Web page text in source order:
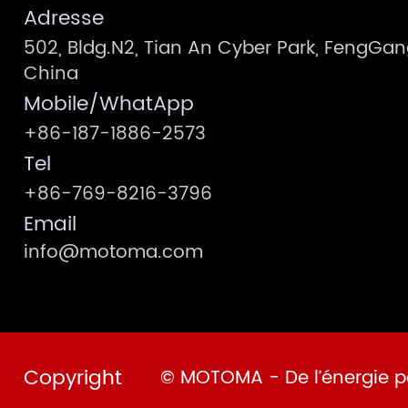
Adresse
502, Bldg.N2, Tian An Cyber Park,
China
Mobile/WhatApp
+86-187-1886-2573
Tel
+86-769-8216-3796
Email
info@motoma.com
Copyright © MOTOMA - De l’énergie